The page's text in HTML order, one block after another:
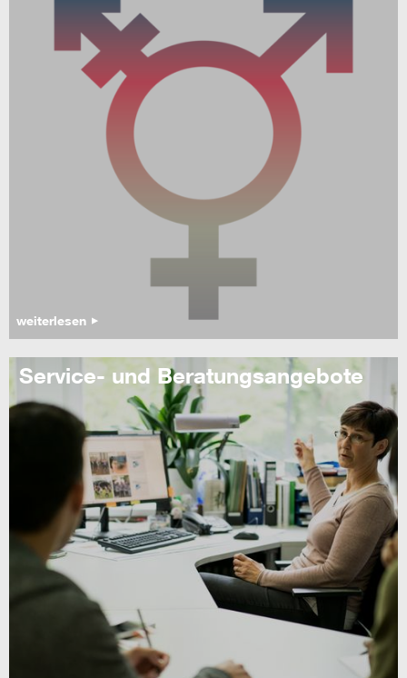
weiterlesen
Service- und Beratungsangebote